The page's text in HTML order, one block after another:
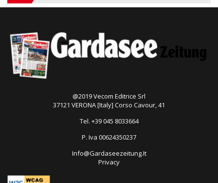
@2019 Vecom Editrice Srl
37121 VERONA [Italy] Corso Cavour, 41
Tel. +39 045 8033664
P. Iva 00624350237
Info@Gardaseezeitung.It
Privacy